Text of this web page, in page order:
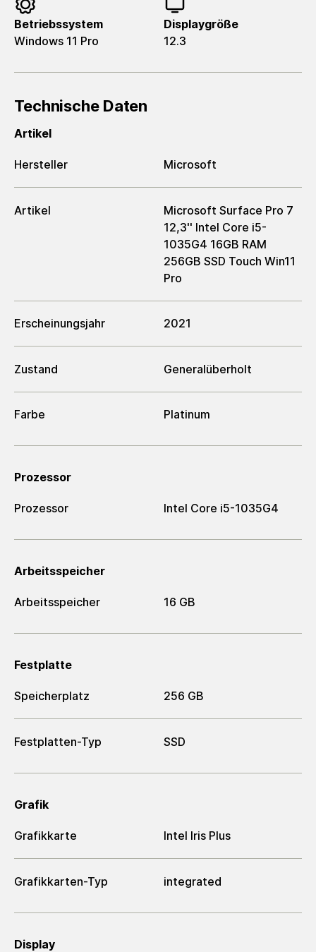
Betriebssystem
Windows 11 Pro
Displaygröße
12.3
Technische Daten
Artikel
Hersteller Microsoft
Artikel
Microsoft Surface Pro 7
12,3'' Intel Core i5-
1035G4 16GB RAM
256GB SSD Touch Win11
Pro
Erscheinungsjahr 2021
Zustand Generalüberholt
Farbe Platinum
Prozessor
Prozessor Intel Core i5-1035G4
Arbeitsspeicher
Arbeitsspeicher 16 GB
Festplatte
Speicherplatz 256 GB
Festplatten-Typ SSD
Grafik
Grafikkarte Intel Iris Plus
Grafikkarten-Typ integrated
Display